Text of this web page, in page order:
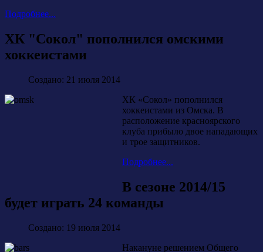
Подробнее...
ХК "Сокол" пополнился омскими
хоккеистами
Создано: 21 июля 2014
ХК «Сокол» пополнился
хоккеистами из Омска. В
расположение красноярского
клуба прибыло двое нападающих
и трое защитников.
Подробнее...
В сезоне 2014/15
будет играть 24 команды
Создано: 19 июля 2014
Накануне решением Общего